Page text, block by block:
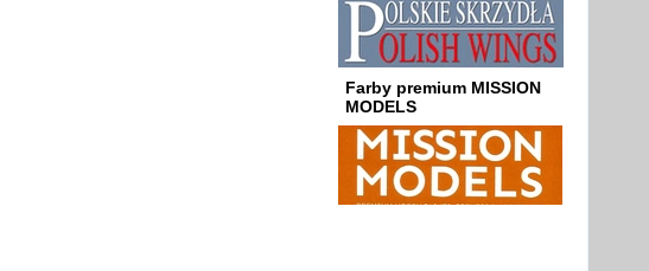
Farby premium MISSION
MODELS